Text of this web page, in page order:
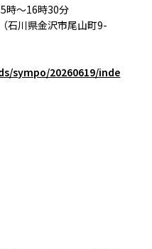
時～16時30分
石川県金沢市尾山町9-
sympo/20260619/inde